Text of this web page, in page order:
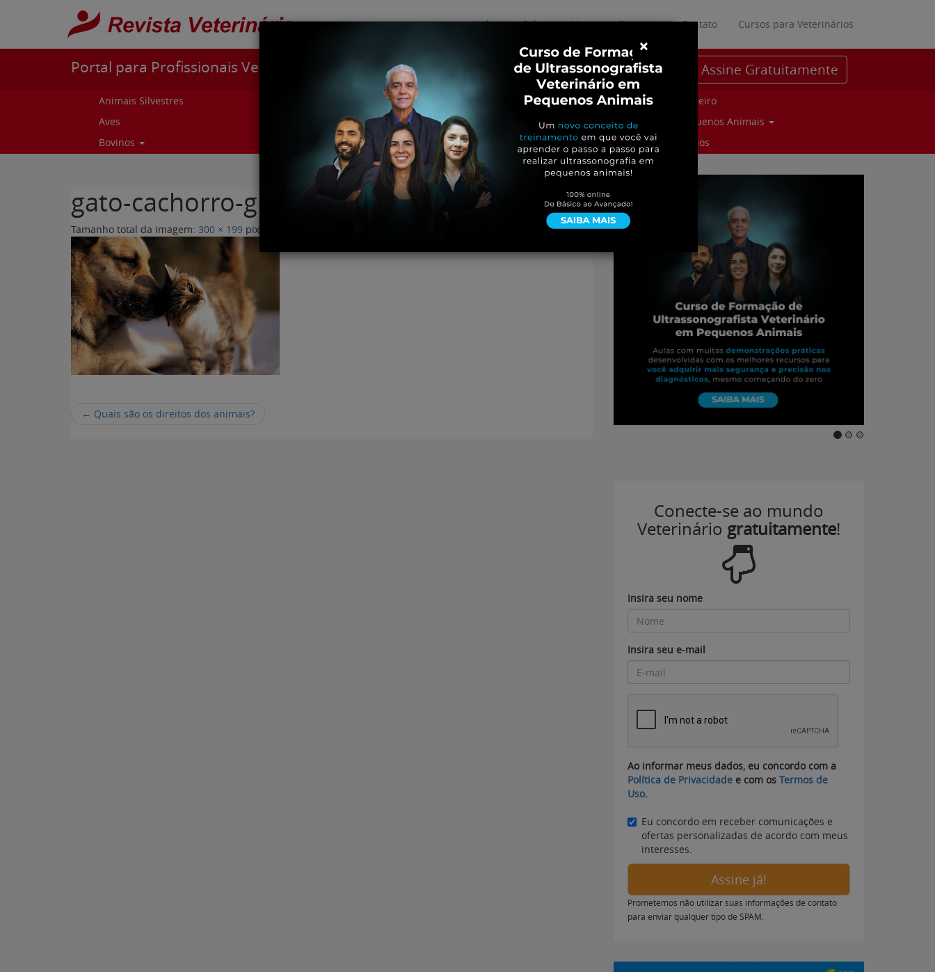
Pular para o conteúdo
Início Sobre Materiais Gratuitos Contato Cursos para Veterinários
Portal para Profissionais Veterinários Assine Gratuitamente
Animais Silvestres
Aves
Bovinos
Curiosidades
Cursos e Eventos
Entrevistas
Genética e Tecnologia
Parceiro
Pequenos Animais
Suinos
gato-cachorro-grande.jpg
Tamanho total da imagem: 300 × 199 pixels
← Quais são os direitos dos animais?
Conecte-se ao mundo
Veterinário gratuitamente!
Insira seu nome
Insira seu e-mail
Ao informar meus dados, eu concordo com a
Política de Privacidade e com os Termos de
Uso.
Eu concordo em receber comunicações e
ofertas personalizadas de acordo com meus
interesses.
Assine já!
Prometemos não utilizar suas informações de contato
para enviar qualquer tipo de SPAM.
×